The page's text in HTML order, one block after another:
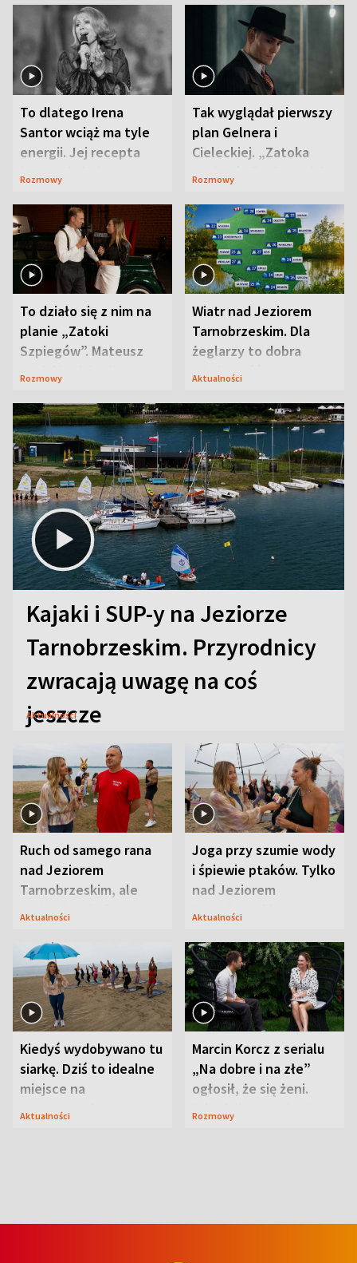
To dlatego Irena
Santor wciąż ma tyle
energii. Jej recepta
jest zaskakująco
Rozmowy
Tak wyglądał pierwszy
plan Gelnera i
Cieleckiej. „Zatoka
szpiegów” od razu ich
Rozmowy
To działo się z nim na
planie „Zatoki
Szpiegów”. Mateusz
Janicki odsłonił
Rozmowy
Wiatr nad Jeziorem
Tarnobrzeskim. Dla
żeglarzy to dobra
wiadomość
Aktualności
Kajaki i SUP-y na Jeziorze
Tarnobrzeskim. Przyrodnicy
zwracają uwagę na coś
jeszcze
Aktualności
Ruch od samego rana
nad Jeziorem
Tarnobrzeskim, ale
ważna jest jedna
Aktualności
Joga przy szumie wody
i śpiewie ptaków. Tylko
nad Jeziorem
Tarnobrzeskim
Aktualności
Kiedyś wydobywano tu
siarkę. Dziś to idealne
miejsce na
wypoczynek
Aktualności
Marcin Korcz z serialu
„Na dobre i na złe”
ogłosił, że się żeni.
Zdradził, co zmienił
Rozmowy